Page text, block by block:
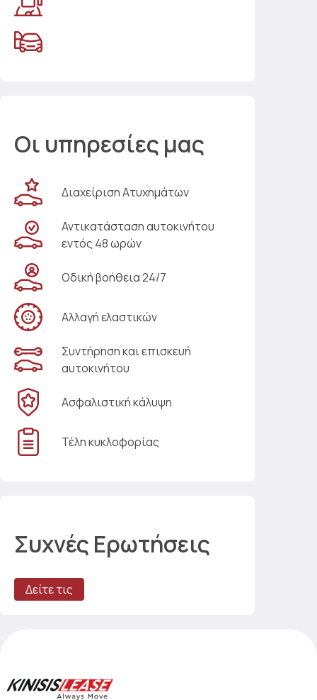
Οι υπηρεσίες μας
Διαχείριση Ατυχημάτων
Αντικατάσταση αυτοκινήτου
εντός 48 ωρών
Οδική βοήθεια 24/7
Αλλαγή ελαστικών
Συντήρηση και επισκευή
αυτοκινήτου
Ασφαλιστική κάλυψη
Τέλη κυκλοφορίας
Συχνές Ερωτήσεις
Δείτε τις